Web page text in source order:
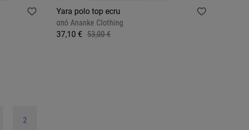
Yara polo top ecru
από Ananke Clothing
37,10 € 53,00 €
2